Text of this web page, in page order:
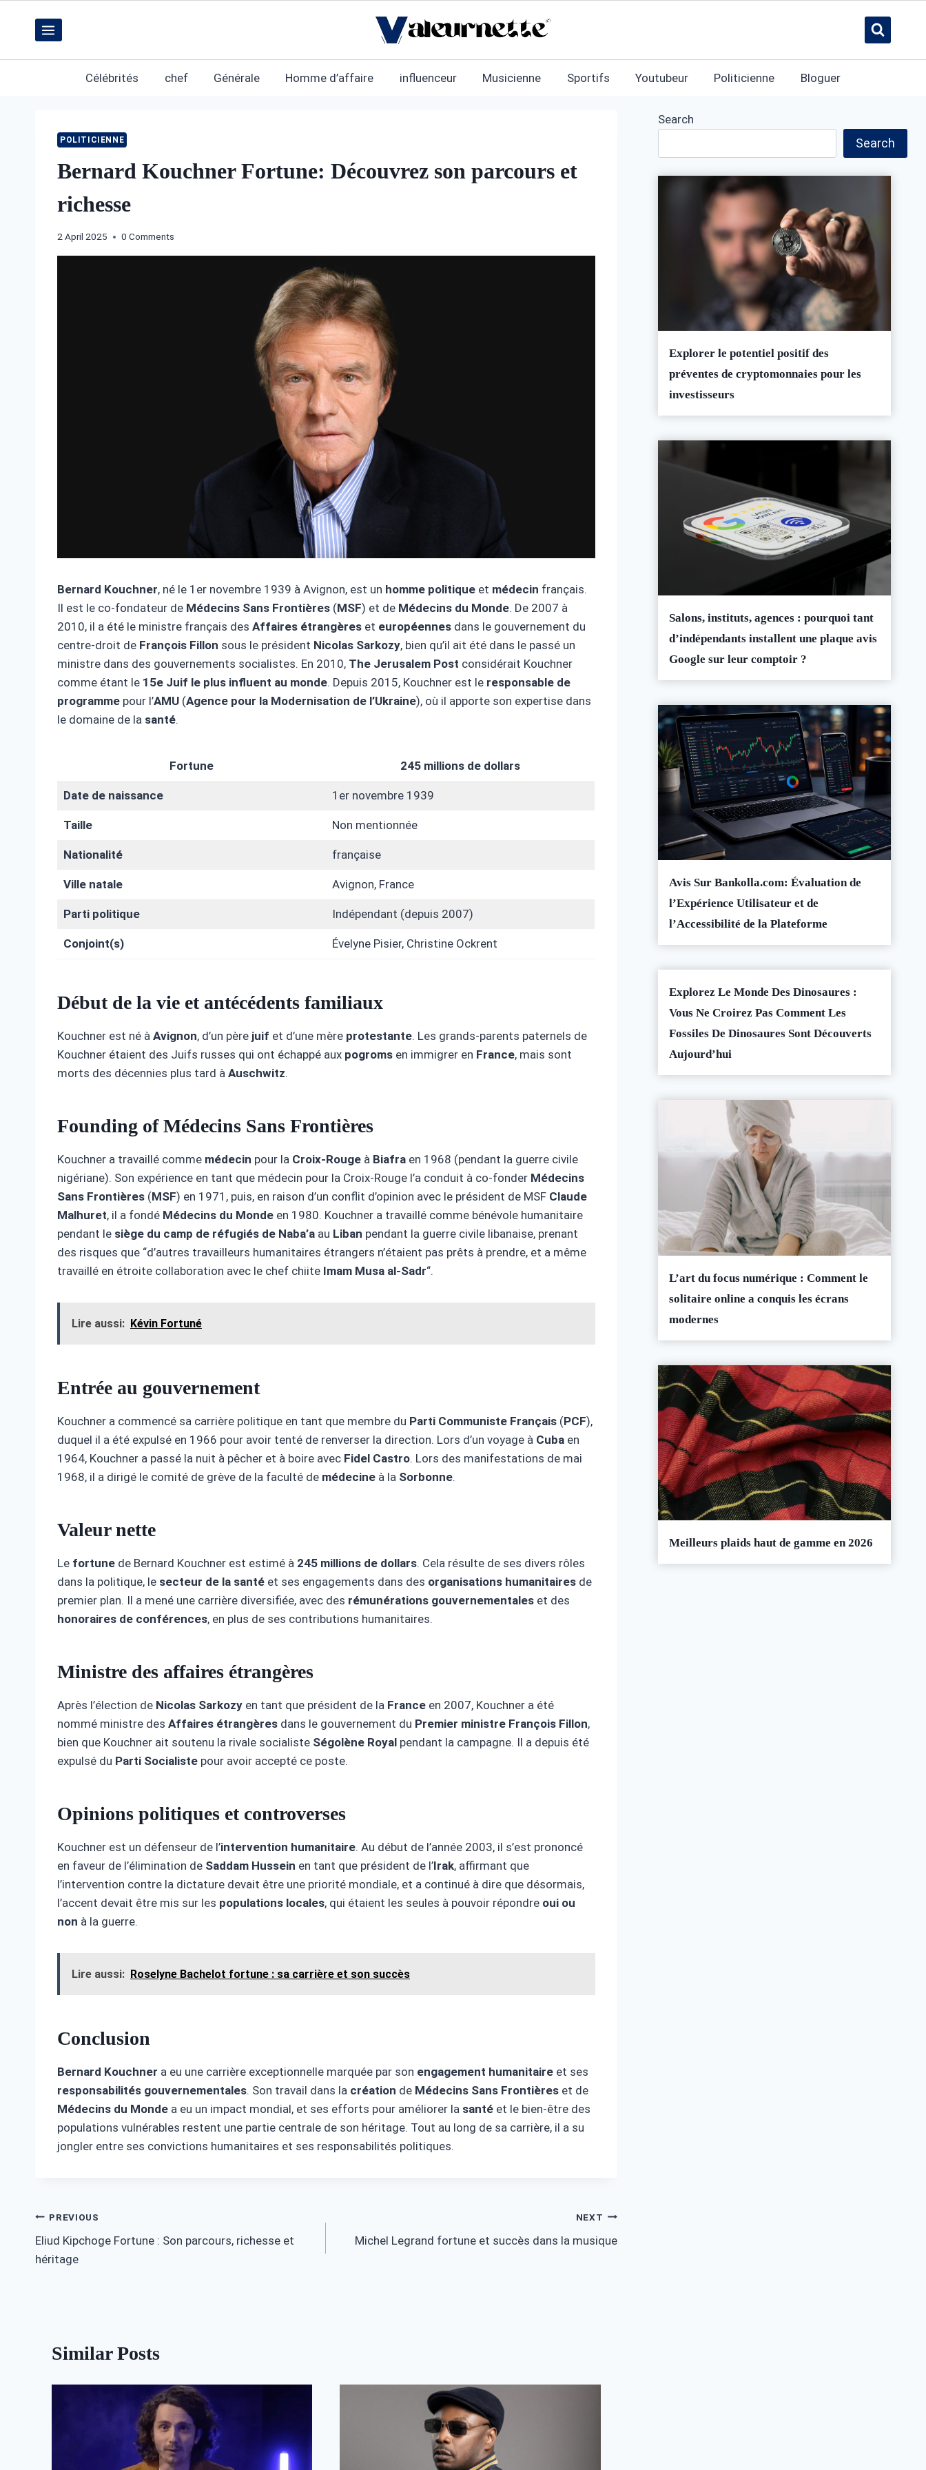
content
Célébrités chef Générale Homme d’affaire influenceur Musicienne Sportifs Youtubeur Politicienne Bloguer
POLITICIENNE
Bernard Kouchner Fortune: Découvrez son parcours et
richesse
2 April 2025 0 Comments
Bernard Kouchner, né le 1er novembre 1939 à Avignon, est un homme politique et médecin français.
Il est le co-fondateur de Médecins Sans Frontières (MSF) et de Médecins du Monde. De 2007 à
2010, il a été le ministre français des Affaires étrangères et européennes dans le gouvernement du
centre-droit de François Fillon sous le président Nicolas Sarkozy, bien qu’il ait été dans le passé un
ministre dans des gouvernements socialistes. En 2010, The Jerusalem Post considérait Kouchner
comme étant le 15e Juif le plus influent au monde. Depuis 2015, Kouchner est le responsable de
programme pour l’AMU (Agence pour la Modernisation de l’Ukraine), où il apporte son expertise dans
le domaine de la santé.
Fortune 245 millions de dollars
Date de naissance 1er novembre 1939
Taille Non mentionnée
Nationalité française
Ville natale Avignon, France
Parti politique Indépendant (depuis 2007)
Conjoint(s) Évelyne Pisier, Christine Ockrent
Début de la vie et antécédents familiaux
Kouchner est né à Avignon, d’un père juif et d’une mère protestante. Les grands-parents paternels de
Kouchner étaient des Juifs russes qui ont échappé aux pogroms en immigrer en France, mais sont
morts des décennies plus tard à Auschwitz.
Founding of Médecins Sans Frontières
Kouchner a travaillé comme médecin pour la Croix-Rouge à Biafra en 1968 (pendant la guerre civile
nigériane). Son expérience en tant que médecin pour la Croix-Rouge l’a conduit à co-fonder Médecins
Sans Frontières (MSF) en 1971, puis, en raison d’un conflit d’opinion avec le président de MSF Claude
Malhuret, il a fondé Médecins du Monde en 1980. Kouchner a travaillé comme bénévole humanitaire
pendant le siège du camp de réfugiés de Naba’a au Liban pendant la guerre civile libanaise, prenant
des risques que “d’autres travailleurs humanitaires étrangers n’étaient pas prêts à prendre, et a même
travaillé en étroite collaboration avec le chef chiite Imam Musa al-Sadr“.
Lire aussi: Kévin Fortuné
Entrée au gouvernement
Kouchner a commencé sa carrière politique en tant que membre du Parti Communiste Français (PCF),
duquel il a été expulsé en 1966 pour avoir tenté de renverser la direction. Lors d’un voyage à Cuba en
1964, Kouchner a passé la nuit à pêcher et à boire avec Fidel Castro. Lors des manifestations de mai
1968, il a dirigé le comité de grève de la faculté de médecine à la Sorbonne.
Valeur nette
Le fortune de Bernard Kouchner est estimé à 245 millions de dollars. Cela résulte de ses divers rôles
dans la politique, le secteur de la santé et ses engagements dans des organisations humanitaires de
premier plan. Il a mené une carrière diversifiée, avec des rémunérations gouvernementales et des
honoraires de conférences, en plus de ses contributions humanitaires.
Ministre des affaires étrangères
Après l’élection de Nicolas Sarkozy en tant que président de la France en 2007, Kouchner a été
nommé ministre des Affaires étrangères dans le gouvernement du Premier ministre François Fillon,
bien que Kouchner ait soutenu la rivale socialiste Ségolène Royal pendant la campagne. Il a depuis été
expulsé du Parti Socialiste pour avoir accepté ce poste.
Opinions politiques et controverses
Kouchner est un défenseur de l’intervention humanitaire. Au début de l’année 2003, il s’est prononcé
en faveur de l’élimination de Saddam Hussein en tant que président de l’Irak, affirmant que
l’intervention contre la dictature devait être une priorité mondiale, et a continué à dire que désormais,
l’accent devait être mis sur les populations locales, qui étaient les seules à pouvoir répondre oui ou
non à la guerre.
Lire aussi: Roselyne Bachelot fortune : sa carrière et son succès
Conclusion
Bernard Kouchner a eu une carrière exceptionnelle marquée par son engagement humanitaire et ses
responsabilités gouvernementales. Son travail dans la création de Médecins Sans Frontières et de
Médecins du Monde a eu un impact mondial, et ses efforts pour améliorer la santé et le bien-être des
populations vulnérables restent une partie centrale de son héritage. Tout au long de sa carrière, il a su
jongler entre ses convictions humanitaires et ses responsabilités politiques.
Post
navigation
PREVIOUS
Eliud Kipchoge Fortune : Son parcours, richesse et
héritage
NEXT
Michel Legrand fortune et succès dans la musique
Similar Posts
Search
Search
Explorer le potentiel positif des
préventes de cryptomonnaies pour les
investisseurs
Salons, instituts, agences : pourquoi tant
d’indépendants installent une plaque avis
Google sur leur comptoir ?
Avis Sur Bankolla.com: Évaluation de
l’Expérience Utilisateur et de
l’Accessibilité de la Plateforme
Explorez Le Monde Des Dinosaures :
Vous Ne Croirez Pas Comment Les
Fossiles De Dinosaures Sont Découverts
Aujourd’hui
L’art du focus numérique : Comment le
solitaire online a conquis les écrans
modernes
Meilleurs plaids haut de gamme en 2026